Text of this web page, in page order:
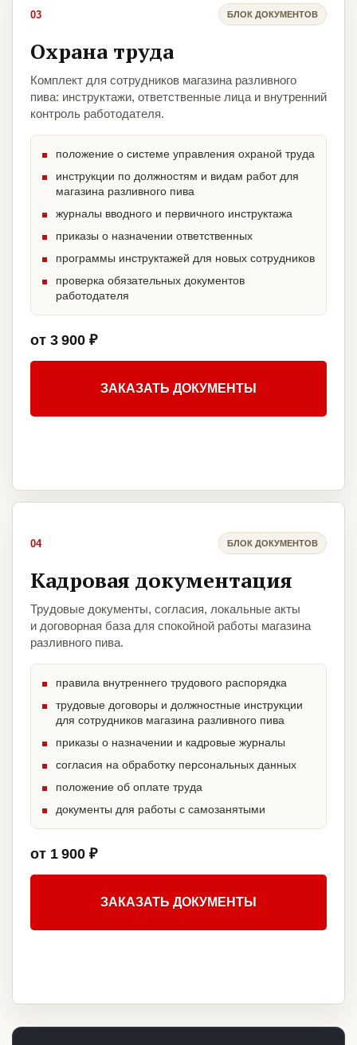
03 БЛОК ДОКУМЕНТОВ
Охрана труда
Комплект для сотрудников магазина разливного
пива: инструктажи, ответственные лица и внутренний
контроль работодателя.
положение о системе управления охраной труда
инструкции по должностям и видам работ для
магазина разливного пива
журналы вводного и первичного инструктажа
приказы о назначении ответственных
программы инструктажей для новых сотрудников
проверка обязательных документов
работодателя
от 3 900 ₽
ЗАКАЗАТЬ ДОКУМЕНТЫ
04 БЛОК ДОКУМЕНТОВ
Кадровая документация
Трудовые документы, согласия, локальные акты
и договорная база для спокойной работы магазина
разливного пива.
правила внутреннего трудового распорядка
трудовые договоры и должностные инструкции
для сотрудников магазина разливного пива
приказы о назначении и кадровые журналы
согласия на обработку персональных данных
положение об оплате труда
документы для работы с самозанятыми
от 1 900 ₽
ЗАКАЗАТЬ ДОКУМЕНТЫ